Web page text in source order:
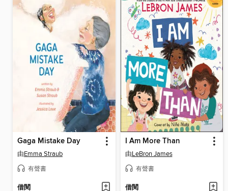
Gaga Mistake Day
由Emma Straub
有聲書
借閱
I Am More Than
由LeBron James
有聲書
借閱